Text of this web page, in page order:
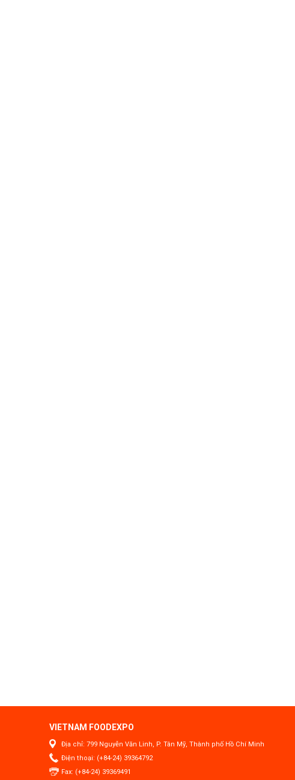
VIETNAM FOODEXPO
Địa chỉ: 799 Nguyễn Văn Linh, P. Tân Mỹ, Thành phố Hồ Chí Minh
Điện thoại: (+84-24) 39364792
Fax: (+84-24) 39369491